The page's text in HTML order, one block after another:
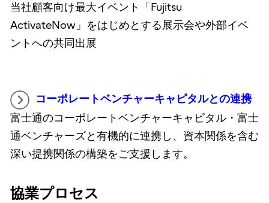
当社顧客向け最大イベント「Fujitsu
ActivateNow」をはじめとする展示会や外部イベ
ントへの共同出展
コーポレートベンチャーキャピタルとの連携
富士通のコーポレートベンチャーキャピタル・富士
通ベンチャーズと有機的に連携し、資本関係を含む
深い提携関係の構築をご支援します。
協業プロセス